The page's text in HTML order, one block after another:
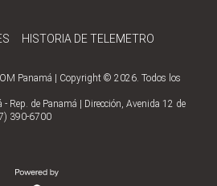
HISTORIA DE TELEMETRO
Panamá | Copyright © 2026. Todos los
Rep. de Panamá | Dirección, Avenida 12 de
390-6700